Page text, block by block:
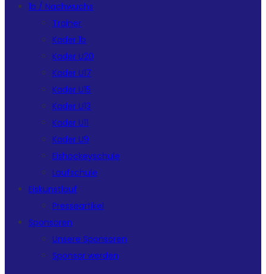
1b / Nachwuchs
Trainer
Kader 1b
Kader U20
Kader U17
Kader U15
Kader U13
Kader U11
Kader U9
Eishockeyschule
Laufschule
Eiskunstlauf
Presseartikel
Sponsoren
Unsere Sponsoren
Sponsor werden